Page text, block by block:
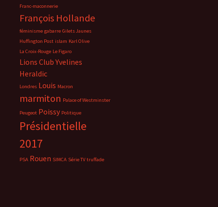
Franc-maconnerie
François Hollande
féminisme gabarre Gilets Jaunes
Huffington Post islam Karl Olive
La Croix-Rouge Le Figaro
Lions Club Yvelines
Heraldic
Londres Louis Macron
marmiton Palace of Westminster
Peugeot Poissy Politique
Présidentielle
2017
PSA Rouen SIMCA Série TV truffade